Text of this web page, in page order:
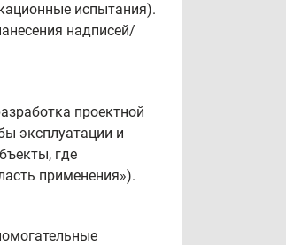
испытания).
надписей/
проектной
эксплуатации и
где
применения»).